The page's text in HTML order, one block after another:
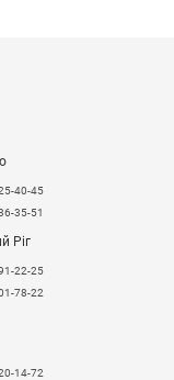
40-45
35-51
Ріг
22-25
78-22
14-72